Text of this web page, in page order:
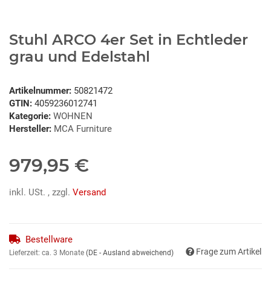
Stuhl ARCO 4er Set in Echtleder
grau und Edelstahl
Artikelnummer: 50821472
GTIN: 4059236012741
Kategorie: WOHNEN
Hersteller: MCA Furniture
979,95 €
inkl. USt. , zzgl. Versand
Bestellware
Lieferzeit: ca. 3 Monate (DE - Ausland abweichend) Frage zum Artikel